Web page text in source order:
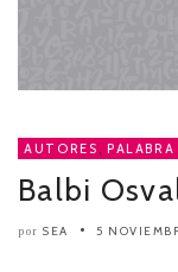
AUTORES , PALABRA
Balbi
por SEA 5